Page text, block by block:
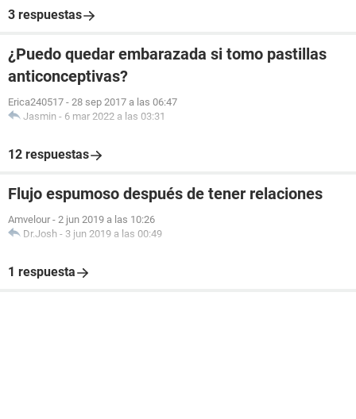
3 respuestas
¿Puedo quedar embarazada si tomo pastillas
anticonceptivas?
Erica240517 - 28 sep 2017 a las 06:47
Jasmin - 6 mar 2022 a las 03:31
12 respuestas
Flujo espumoso después de tener relaciones
Amvelour - 2 jun 2019 a las 10:26
Dr.Josh - 3 jun 2019 a las 00:49
1 respuesta